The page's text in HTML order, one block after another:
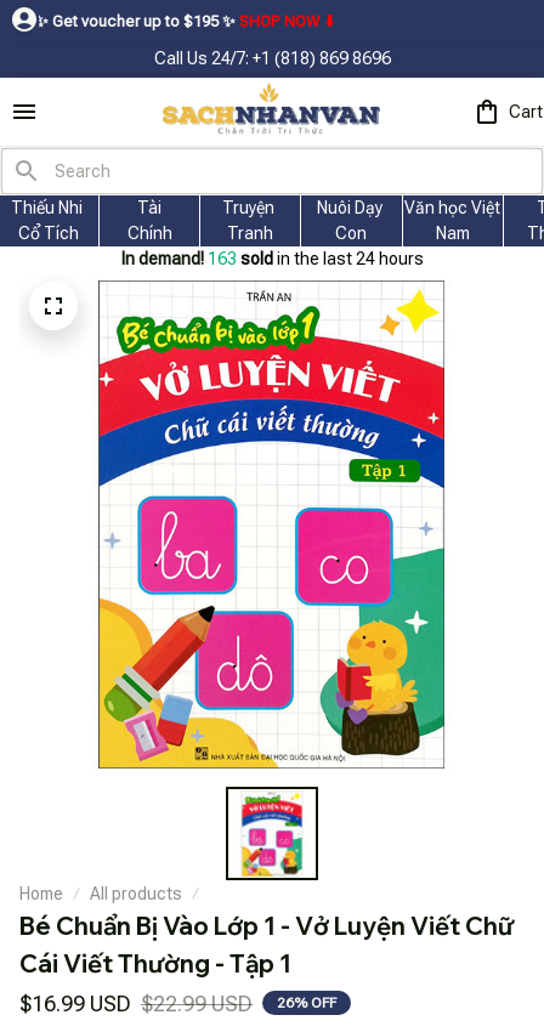
up to $195ㅤ ✨ㅤSHOP NOW ⬇
Call Us 24/7: +1 (818) 869 8696
Cart
Thiếu Nhi
Cổ Tích
Tài
Chính
Truyện
Tranh
Nuôi Dạy
Con
Văn học Việt
Nam
In demand! 164 sold in the last 24 hours
Home All products
Bé Chuẩn Bị Vào Lớp 1 - Vở Luyện Viết Chữ
Cái Viết Thường - Tập 1
$16.99 USD $22.99 USD 26% OFF